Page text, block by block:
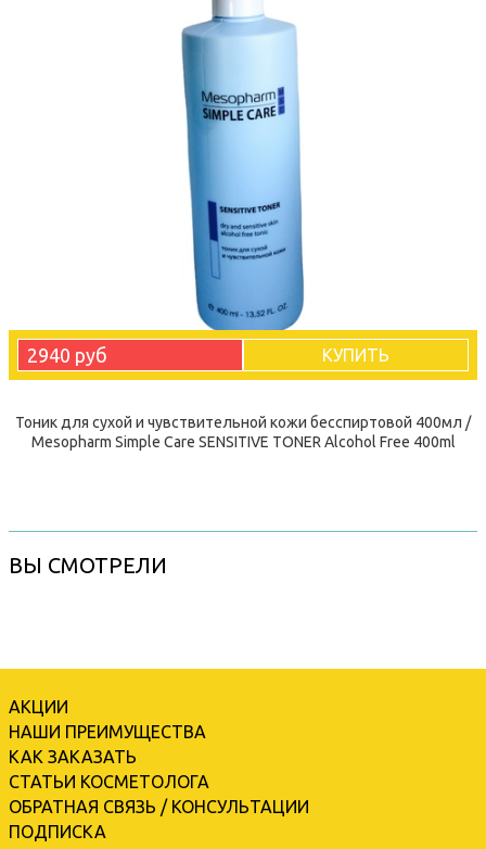
2940 руб КУПИТЬ
Тоник для сухой и чувствительной кожи бесспиртовой 400мл /
Mesopharm Simple Care SENSITIVE TONER Alcohol Free 400ml
ВЫ СМОТРЕЛИ
АКЦИИ
НАШИ ПРЕИМУЩЕСТВА
КАК ЗАКАЗАТЬ
СТАТЬИ КОСМЕТОЛОГА
ОБРАТНАЯ СВЯЗЬ / КОНСУЛЬТАЦИИ
ПОДПИСКА